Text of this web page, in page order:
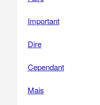
Important
Dire
Cependant
Mais